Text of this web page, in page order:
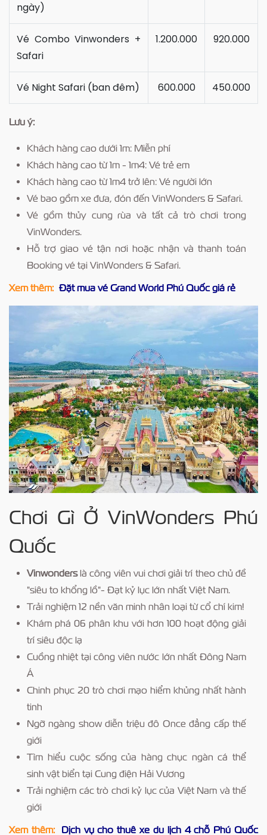
ngày)
Vé Combo Vinwonders +
Safari
1.200.000 920.000
Vé Night Safari (ban đêm) 600.000 450.000
Lưu ý:
Khách hàng cao dưới 1m: Miễn phí
Khách hàng cao từ 1m - 1m4: Vé trẻ em
Khách hàng cao từ 1m4 trở lên: Vé người lớn
Vé bao gồm xe đưa, đón đến VinWonders & Safari.
Vé gồm thủy cung rùa và tất cả trò chơi trong
VinWonders.
Hỗ trợ giao vé tận nơi hoặc nhận và thanh toán
Booking vé tại VinWonders & Safari.
Xem thêm: Đặt mua vé Grand World Phú Quốc giá rẻ
Chơi Gì Ở VinWonders Phú
Quốc
Vinwonderslà công viên vui chơi giải trí theo chủ đề
"siêu to khổng lồ"- Đạt kỷ lục lớn nhất Việt Nam.
Trải nghiệm 12 nền văn minh nhân loại từ cổ chí kim!
Khám phá 06 phân khu với hơn 100 hoạt động giải
trí siêu độc lạ
Cuồng nhiệt tại công viên nước lớn nhất Đông Nam
Á
Chinh phục 20 trò chơi mạo hiểm khủng nhất hành
tinh
Ngỡ ngàng show diễn triệu đô Once đẳng cấp thế
giới
Tìm hiểu cuộc sống của hàng chục ngàn cá thể
sinh vật biển tại Cung điện Hải Vương
Trải nghiệm các trò chơi kỷ lục của Việt Nam và thế
giới
Xem thêm: Dịch vụ cho thuê xe du lịch 4 chỗ Phú Quốc